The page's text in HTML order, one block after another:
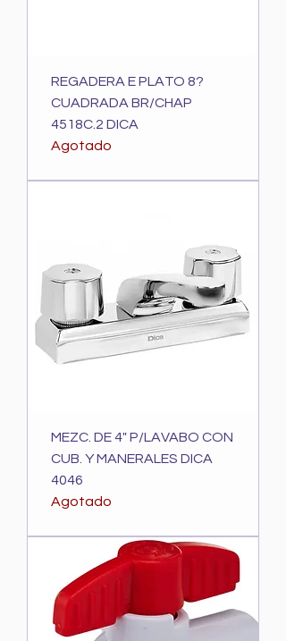
REGADERA E PLATO 8?
CUADRADA BR/CHAP
4518C.2 DICA
Agotado
MEZC. DE 4" P/LAVABO CON
CUB. Y MANERALES DICA
4046
Agotado